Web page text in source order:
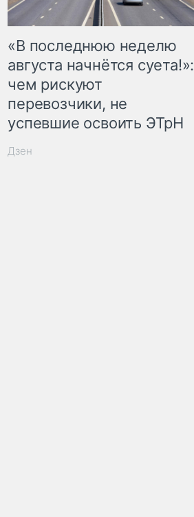
«В последнюю неделю
августа начнётся суета!»:
чем рискуют
перевозчики, не
успевшие освоить ЭТрН
Дзен